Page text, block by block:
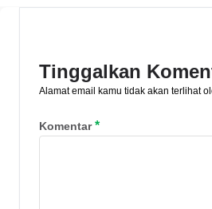
Tinggalkan
Alamat email kamu tidak akan terlihat
Komentar*